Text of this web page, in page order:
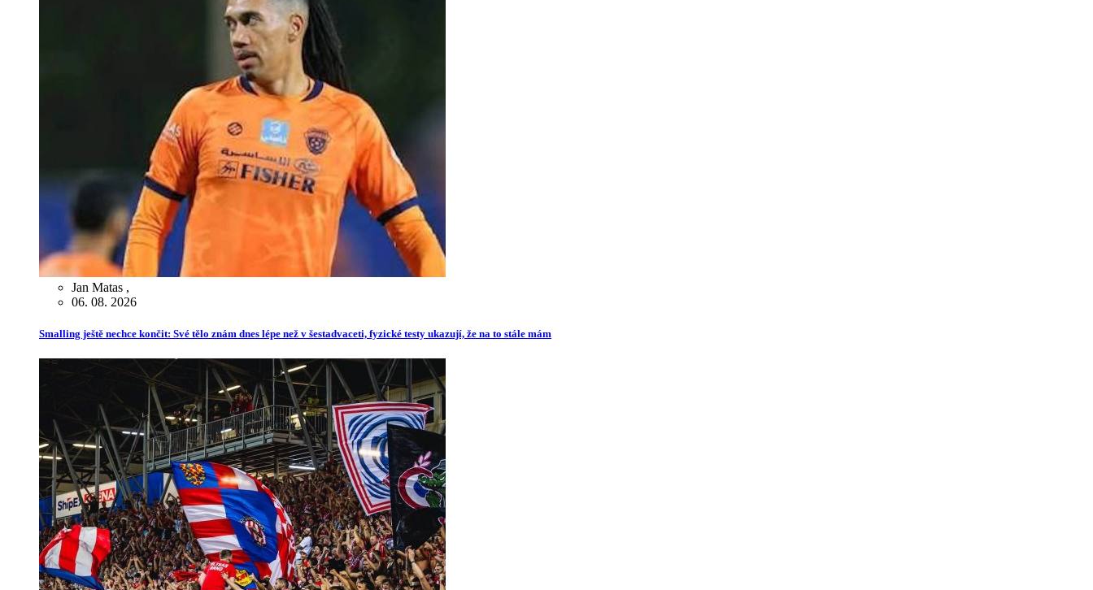
Jan Matas ,
06. 08. 2026
Smalling ještě nechce končit: Své tělo znám dnes lépe než v šestadvaceti, fyzické testy ukazují, že na to stále mám